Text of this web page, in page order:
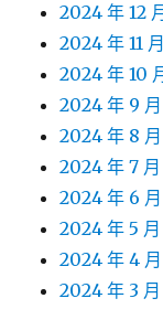
2024 年 12 月
2024 年 11 月
2024 年 10
2024 年 9 月
2024 年 8 月
2024 年 7 月
2024 年 6 月
2024 年 5 月
2024 年 4 月
2024 年 3 月